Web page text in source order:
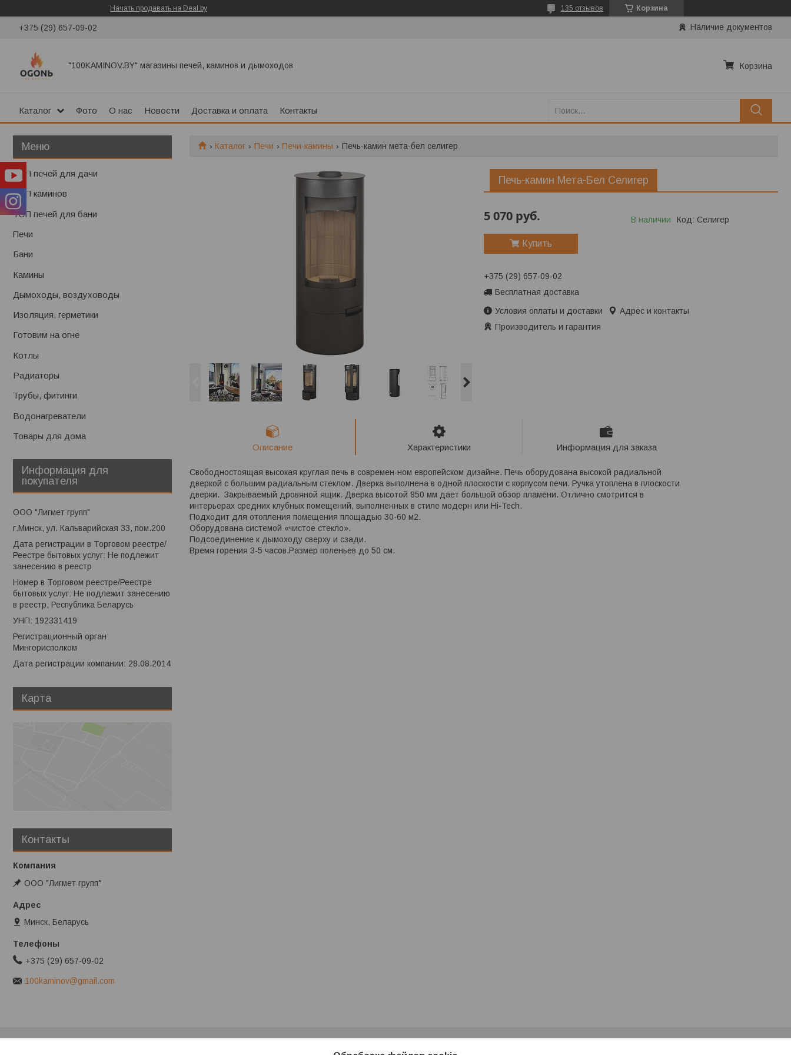
Начать продавать на Deal.by Корзина
135 отзывов
+375 (29) 657-09-02 Наличие документов
"100KAMINOV.BY" магазины печей, каминов и дымоходов Корзина
Каталог Фото О нас Новости Доставка и оплата Контакты
Каталог Печи Печи-камины Печь-камин мета-бел селигер
Печь-камин Мета-Бел Селигер
5 070 руб. В наличии Код: Селигер
Купить
+375 (29) 657-09-02
Бесплатная доставка
Условия оплаты и доставки
Адрес и контакты
Производитель и гарантия
Описание Характеристики Информация для заказа
Свободностоящая высокая круглая печь в современ-ном европейском дизайне. Печь оборудована высокой радиальной
дверкой с большим радиальным стеклом. Дверка выполнена в одной плоскости с корпусом печи. Ручка утоплена в плоскости
дверки. Закрываемый дровяной ящик. Дверка высотой 850 мм дает большой обзор пламени. Отлично смотрится в
интерьерах средних клубных помещений, выполненных в стиле модерн или Hi-Tech.
Подходит для отопления помещения площадью 30-60 м2.
Оборудована системой «чистоe стекло».
Подсоединение к дымоходу сверху и сзади.
Время горения 3-5 часов.Размер поленьев до 50 см.
ТОП печей для дачи
ТОП каминов
ТОП печей для бани
Печи
Бани
Камины
Дымоходы, воздуховоды
Изоляция, герметики
Готовим на огне
Котлы
Радиаторы
Трубы, фитинги
Водонагреватели
Товары для дома
Информация для
покупателя
ООО "Лигмет групп"
г.Минск, ул. Кальварийская 33, пом.200
Дата регистрации в Торговом реестре/
Реестре бытовых услуг: Не подлежит
занесению в реестр
Номер в Торговом реестре/Реестре
бытовых услуг: Не подлежит занесению
в реестр, Республика Беларусь
УНП: 192331419
Регистрационный орган:
Мингорисполком
Дата регистрации компании: 28.08.2014
Карта
Контакты
ООО "Лигмет групп"
Минск, Беларусь
+375 (29) 657-09-02
100kaminov@gmail.com